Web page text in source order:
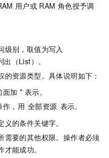
用户或 RAM 角色授予调
级别，取值为写入
（List）。
资源类型。具体说明如下：
加 * 表示。
作，用 全部资源 表示。
的条件关键字。
需要的其他权限。操作者必须
能成功。